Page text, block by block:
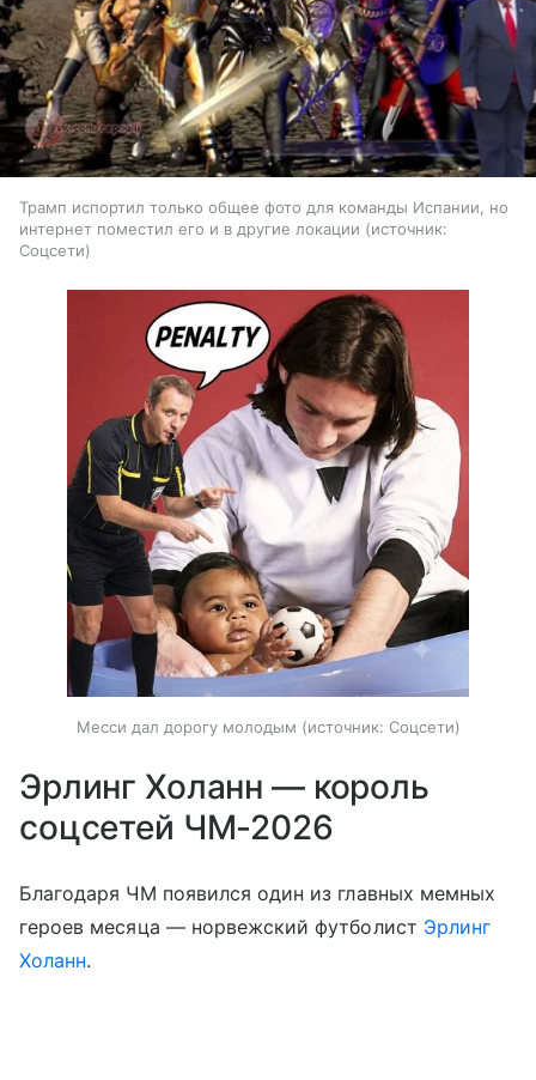
Трамп испортил только общее фото для команды Испании, но
интернет поместил его и в другие локации
источник:
Соцсети
Месси дал дорогу молодым источник: Соцсети
Эрлинг Холанн — король
соцсетей ЧМ-2026
Благодаря ЧМ появился один из главных мемных
героев месяца — норвежский футболист Эрлинг
Холанн.